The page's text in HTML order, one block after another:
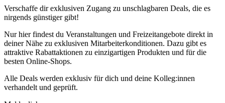
Verschaffe dir exklusiven Zugang zu unschlagbaren Deals, die es
nirgends günstiger gibt!
Nur hier findest du Veranstaltungen und Freizeitangebote direkt in
deiner Nähe zu exklusiven Mitarbeiterkonditionen. Dazu gibt es
attraktive Rabattaktionen zu einzigartigen Produkten und für die
besten Online-Shops.
Alle Deals werden exklusiv für dich und deine Kolleg:innen
verhandelt und geprüft.